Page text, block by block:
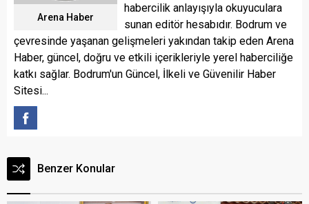
Arena Haber
habercilik anlayışıyla okuyuculara
sunan editör hesabıdır. Bodrum ve
çevresinde yaşanan gelişmeleri yakından takip eden Arena
Haber, güncel, doğru ve etkili içerikleriyle yerel haberciliğe
katkı sağlar. Bodrum'un Güncel, İlkeli ve Güvenilir Haber
Sitesi...
Benzer Konular